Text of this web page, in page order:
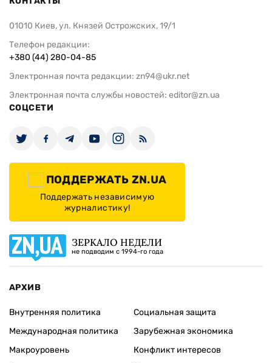
01010 Киев, ул. Князей Острожских, 19/1
Телефон редакции:
+380 (44) 280-04-85
Электронная почта редакции: zn94@ukr.net
Электронная почта службы новостей: editor@zn.ua
СОЦСЕТИ
ПОДДЕРЖАТЬ ZN.UA
Поддержать независимую
журналистику!
ЗЕРКАЛО НЕДЕЛИ
не подводим с 1994-го года
АРХИВ
Внутренняя политика
Международная политика
Макроуровень
Социальная защита
Зарубежная экономика
Конфликт интересов